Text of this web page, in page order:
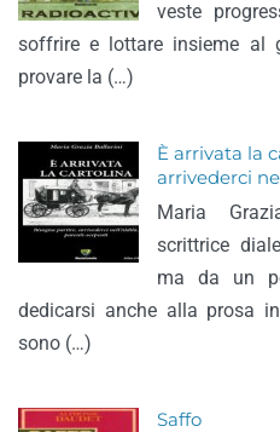
veste
soffrire e lottare insieme al
provare la (…)
È arrivata la
arrivederci
Maria
scrittrice
ma da un
dedicarsi anche alla prosa
sono (…)
Saffo